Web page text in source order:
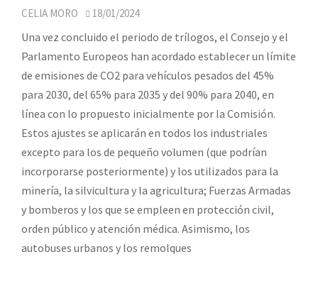
CELIA MORO 18/01/2024
Una vez concluido el periodo de trílogos, el Consejo y el
Parlamento Europeos han acordado establecer un límite
de emisiones de CO2 para vehículos pesados del 45%
para 2030, del 65% para 2035 y del 90% para 2040, en
línea con lo propuesto inicialmente por la Comisión.
Estos ajustes se aplicarán en todos los industriales
excepto para los de pequeño volumen (que podrían
incorporarse posteriormente) y los utilizados para la
minería, la silvicultura y la agricultura; Fuerzas Armadas
y bomberos y los que se empleen en protección civil,
orden público y atención médica. Asimismo, los
autobuses urbanos y los remolques